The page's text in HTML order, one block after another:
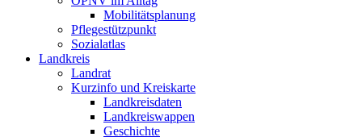
Mobilitätsplanung
Pflegestützpunkt
Sozialatlas
Landkreis
Landrat
Kurzinfo und Kreiskarte
Landkreisdaten
Landkreiswappen
Geschichte